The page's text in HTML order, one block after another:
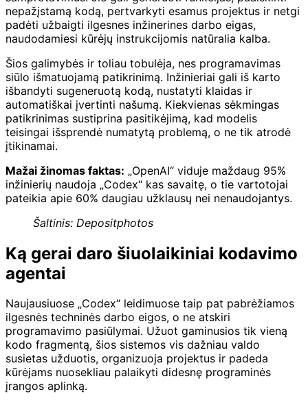
nepažįstamą kodą, pertvarkyti esamus projektus ir netgi
padėti užbaigti ilgesnes inžinerines darbo eigas,
naudodamiesi kūrėjų instrukcijomis natūralia kalba.
Šios galimybės ir toliau tobulėja, nes programavimas
siūlo išmatuojamą patikrinimą. Inžinieriai gali iš karto
išbandyti sugeneruotą kodą, nustatyti klaidas ir
automatiškai įvertinti našumą. Kiekvienas sėkmingas
patikrinimas sustiprina pasitikėjimą, kad modelis
teisingai išsprendė numatytą problemą, o ne tik atrodė
įtikinamai.
Mažai žinomas faktas: „OpenAI“ viduje maždaug 95%
inžinierių naudoja „Codex“ kas savaitę, o tie vartotojai
pateikia apie 60% daugiau užklausų nei nenaudojantys.
Šaltinis: Depositphotos
Ką gerai daro šiuolaikiniai kodavimo
agentai
Naujausiuose „Codex“ leidimuose taip pat pabrėžiamos
ilgesnės techninės darbo eigos, o ne atskiri
programavimo pasiūlymai. Užuot gaminusios tik vieną
kodo fragmentą, šios sistemos vis dažniau valdo
susietas užduotis, organizuoja projektus ir padeda
kūrėjams nuosekliau palaikyti didesnę programinės
įrangos aplinką.